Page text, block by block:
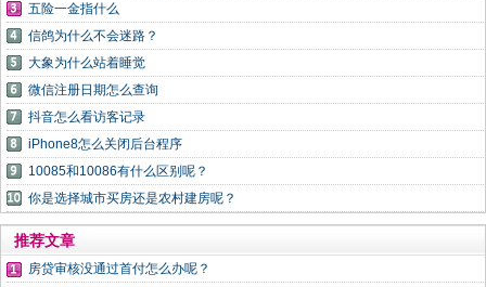
五险一金指什么
信鸽为什么不会迷路？
大象为什么站着睡觉
微信注册日期怎么查询
抖音怎么看访客记录
iPhone8怎么关闭后台程序
10085和10086有什么区别呢？
你是选择城市买房还是农村建房呢？
推荐文章
房贷审核没通过首付怎么办呢？